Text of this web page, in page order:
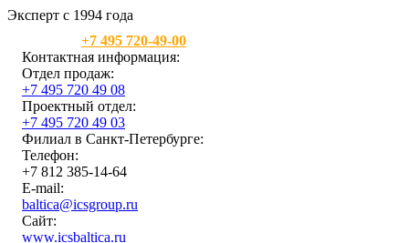
Эксперт с 1994 года
+7 495 720-49-00
Контактная информация:
Отдел продаж:
+7 495 720 49 08
Проектный отдел:
+7 495 720 49 03
Филиал в Санкт-Петербурге:
Телефон:
+7 812 385-14-64
E-mail:
baltica@icsgroup.ru
Сайт:
www.icsbaltica.ru